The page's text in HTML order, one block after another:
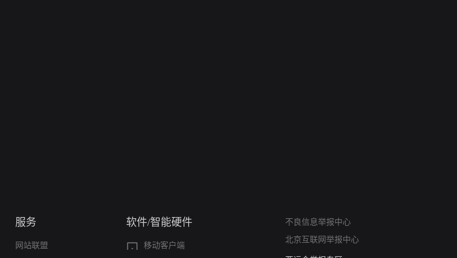
服务
网站联盟
软件/智能硬件
移动客户端
不良信息举报中心
北京互联网举报中心
算法推荐专项举报